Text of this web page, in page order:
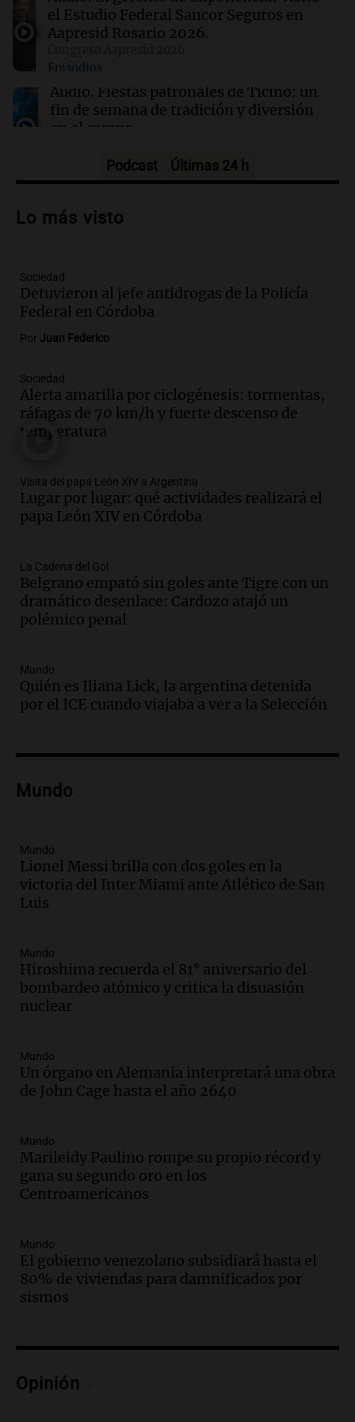
00:00 Clima
Clima en Córdoba: cómo estará el tiempo este
el Estudio Federal Sancor Seguros en
Aapresid Rosario 2026.
Episodios
Audio. Fiestas patronales de Ticino: un
fin de semana de tradición y diversión
en el campo
Audio.Preparativos para la feria en La
de apertura
Audio.
lluvias, senadores manifiestan
oposición a ley de tierras
Panorama Federal
Audio.
centro de esquí Penitentes Park tras
siete años de cierre por falta de nieve
Panorama Federal
Audio.Madres en Rosario piden por la
ley Joaquín.
Viva la Radio Rosario
Audio. Juan Pedro Colombo, rematador
de hacienda: “Las tecnologías no
reemplazan el contacto con la gente”
La Argentina, hoy
Audio.
un pozo de 17 metros en Nueva Córdoba
Panorama Federal
Audio.Lanzamiento del Tigo 7 CSH: el
al mercado argentino
Audio.
Mundial de Natación de Invierno con
récords y atletas de 20 países
Amamos Argentina
Audio.
accidente fatal en San Luis dejó tres
jóvenes muertos y un herido grave
Panorama Federal
marcha atrás en la Ley de Tierras:
“Frenamos un saqueo de recursos”
Amamos Argentina
Audio.
Federal Sancor Seguros y adelantó su
nuevo tema a Cadena 3 Rosario.
Viva la Radio Rosario
Cristo Redentor por acumulación de
nieve se extiende a 22 días
Panorama Federal
Episodios
prácticas docentes en Córdoba para
Panorama Federal
Podcast Últimas 24 h
Lo más visto
Sociedad
Detuvieron al jefe antidrogas de la Policía
Federal en Córdoba
Por Juan Federico
Sociedad
Alerta amarilla por ciclogénesis: tormentas,
ráfagas de 70 km/h y fuerte descenso de
temperatura
Visita del papa León XIV a Argentina
Lugar por lugar: qué actividades realizará el
papa León XIV en Córdoba
La Cadena del Gol
Belgrano empató sin goles ante Tigre con un
dramático desenlace: Cardozo atajó un
polémico penal
Mundo
Quién es Iliana Lick, la argentina detenida
por el ICE cuando viajaba a ver a la Selección
Mundo
Mundo
Lionel Messi brilla con dos goles en la
victoria del Inter Miami ante Atlético de San
Luis
Mundo
Hiroshima recuerda el 81° aniversario del
bombardeo atómico y critica la disuasión
nuclear
Mundo
Un órgano en Alemania interpretará una obra
de John Cage hasta el año 2640
Mundo
Marileidy Paulino rompe su propio récord y
gana su segundo oro en los
Centroamericanos
Mundo
El gobierno venezolano subsidiará hasta el
80% de viviendas para damnificados por
sismos
Opinión